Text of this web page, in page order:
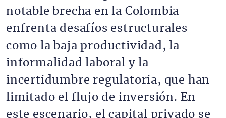
notable brecha en la Colombia
enfrenta desafíos estructurales
como la baja productividad, la
informalidad laboral y la
incertidumbre regulatoria, que han
limitado el flujo de inversión. En
este escenario, el capital privado se